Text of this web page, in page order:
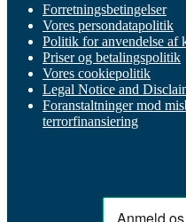
Forretningsbetingelser
Vores persondatapolitik
Politik for anvendelse af
Priser og betalingspolitik
Vores cookiepolitik
Legal Notice and
Foranstaltninger mod
terrorfinansiering